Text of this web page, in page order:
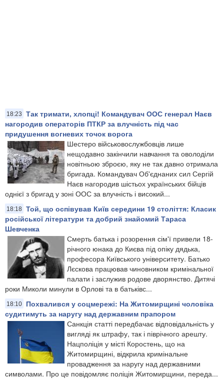
18:23
Так тримати, хлопці! Командувач ООС генерал Наєв
нагородив операторів ПТКР за влучність під час
придушення вогневих точок ворога
Шестеро військовослужбовців лише
нещодавно закінчили навчання та оволоділи
новітньою зброєю, яку не так давно отримала
бригада. Командувач Об'єднаних сил Сергій
Наєв нагородив шістьох українських бійців
однієї з бригад у зоні ООС за влучність і високий...
18:18 Той, що оспівував Київ середини 19 століття: Класик
російської літератури та добрий знайомий Тараса
Шевченка
Смерть батька і розорення сім'ї привели 18-
річного юнака до Києва під опіку дядька,
професора Київського університету. Батько
Лєскова працював чиновником кримінальної
палати і заслужив родове дворянство. Дитячі
роки Миколи минули в Орлові та в батьківс...
18:10
Похвалився у соцмережі: На Житомирщині чоловіка
судитимуть за наругу над державним прапором
Санкція статті передбачає відповідальність у
вигляді як штрафу, так і піврічного арешту.
Нацполіція у місті Коростень, що на
Житомирщині, відкрила кримінальне
провадження за наругу над державними
символами. Про це повідомляє поліція Житомирщини, переда...